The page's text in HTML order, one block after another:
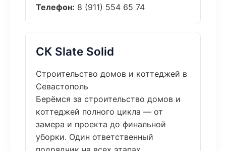
Телефон: 8 (911) 554 65 74
СК Slate Solid
Строительство домов и коттеджей в
Севастополь
Берёмся за строительство домов и
коттеджей полного цикла — от
замера и проекта до финальной
уборки. Один ответственный